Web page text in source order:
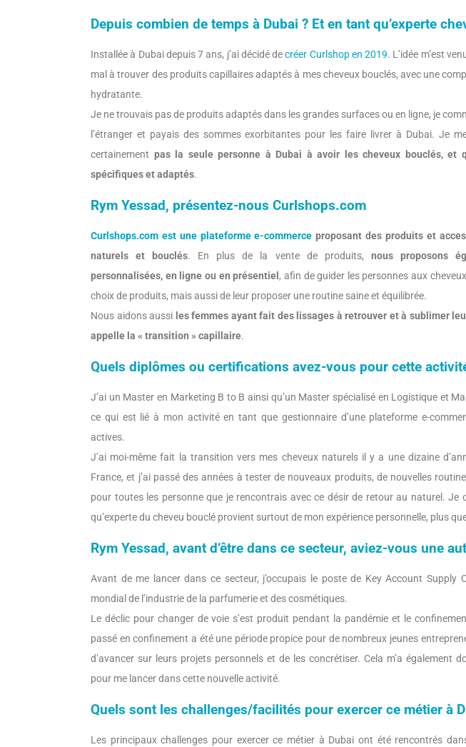
Depuis combien de temps à Dubai ? Et en tant qu’experte
Installée à Dubai depuis 7 ans, j’ai décidé decréer Curlshop en 2019. L’idée m’est
mal à trouver des produits capillaires adaptés à mes cheveux bouclés, avec une
hydratante.
Je ne trouvais pas de produits adaptés dans les grandes surfaces ou en ligne, je
l’étranger et payais des sommes exorbitantes pour les faire livrer à Dubai. Je
certainement pas la seule personne à Dubai à avoir les cheveux bouclés, et
spécifiques et adaptés.
Rym Yessad, présentez-nous Curlshops.com
Curlshops.com est une plateforme e-commerce proposant des produits et
naturels et bouclés. En plus de la vente de produits, nous proposons
personnalisées, en ligne ou en présentiel , afin de guider les personnes aux
choix de produits, mais aussi de leur proposer une routine saine et équilibrée.
Nous aidons aussi les femmes ayant fait des lissages à retrouver et à sublimer
appelle la « transition » capillaire.
Quels diplômes ou certifications avez-vous pour cette
J’ai un Master en Marketing B to B ainsi qu’un Master spécialisé en Logistique et
ce qui est lié à mon activité en tant que gestionnaire d’une plateforme e-
actives.
J’ai moi-même fait la transition vers mes cheveux naturels il y a une dizaine
France, et j’ai passé des années à tester de nouveaux produits, de nouvelles
pour toutes les personne que je rencontrais avec ce désir de retour au naturel. Je
qu’experte du cheveu bouclé provient surtout de mon expérience personnelle, plus
Rym Yessad, avant d’être dans ce secteur, aviez-vous une
Avant de me lancer dans ce secteur, j’occupais le poste de Key Account Supply
mondial de l’industrie de la parfumerie et des cosmétiques.
Le déclic pour changer de voie s’est produit pendant la pandémie et le
passé en confinement a été une période propice pour de nombreux jeunes
d’avancer sur leurs projets personnels et de les concrétiser. Cela m’a également
pour me lancer dans cette nouvelle activité.
Quels sont les challenges/facilités pour exercer ce métier à
Les principaux challenges pour exercer ce métier à Dubai ont été rencontrés